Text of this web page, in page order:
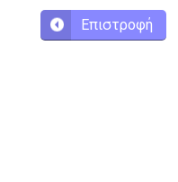
Επιστροφή